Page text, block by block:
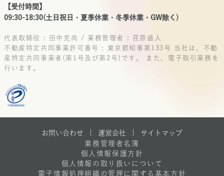
【受付時間】
09:30-18:30(土日祝日・夏季休業・冬季休業・GW除く)
代表取締役 : 田中克尚 / 業務管理者 : 荏原盛人
不動産特定共同事業許可番号 : 東京都知事第133号
当社は、不動
産特定共同事業者(第1号及び第2号)です。
また、電子取引業務を
行います。
お問い合わせ | 運営会社
サイトマップ
業務管理者名簿
個人情報保護方針
個人情報の取り扱いについて
電子情報処理組織の管理に関する基本方針